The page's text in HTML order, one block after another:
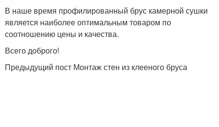
В наше время профилированный брус камерной сушки
является наиболее оптимальным товаром по
соотношению цены и качества.
Всего доброго!
Предыдущий пост Монтаж стен из клееного бруса